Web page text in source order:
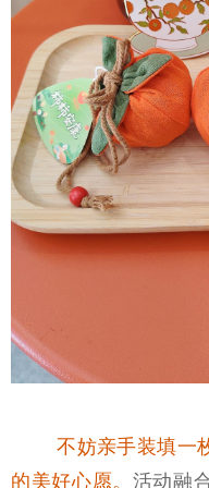
不妨亲手装填一
的美好心愿。 活动融